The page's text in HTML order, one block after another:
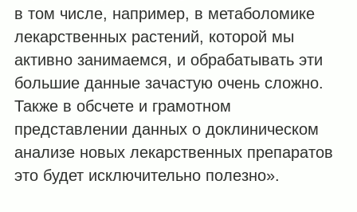
в том числе, например, в метаболомике
лекарственных растений, которой мы
активно занимаемся, и обрабатывать эти
большие данные зачастую очень сложно.
Также в обсчете и грамотном
представлении данных о доклиническом
анализе новых лекарственных препаратов
это будет исключительно полезно».